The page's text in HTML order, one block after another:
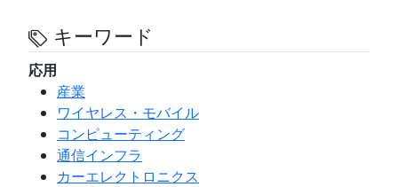
キーワード
応用
産業
ワイヤレス・モバイル
コンピューティング
通信インフラ
カーエレクトロニクス